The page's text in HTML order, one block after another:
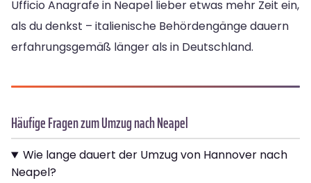
Ufficio Anagrafe in Neapel lieber etwas mehr Zeit ein,
als du denkst – italienische Behördengänge dauern
erfahrungsgemäß länger als in Deutschland.
Häufige Fragen zum Umzug nach Neapel
Wie lange dauert der Umzug von Hannover nach
Neapel?